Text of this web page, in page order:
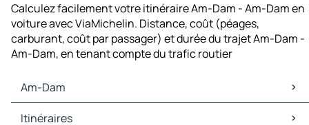
Calculez facilement votre itinéraire Am-Dam - Am-Dam en
voiture avec ViaMichelin. Distance, coût (péages,
carburant, coût par passager) et durée du trajet Am-Dam -
Am-Dam, en tenant compte du trafic routier
Am-Dam
Am-Dam Cartes et plans
Itinéraires